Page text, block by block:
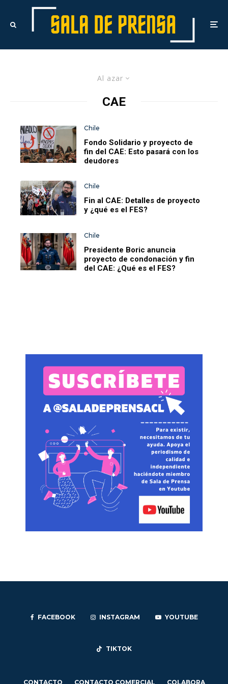
Al azar
CAE
Chile
Fondo Solidario y proyecto de
fin del CAE: Esto pasará con los
deudores
Chile
Fin al CAE: Detalles de proyecto
y ¿qué es el FES?
Chile
Presidente Boric anuncia
proyecto de condonación y fin
del CAE: ¿Qué es el FES?
FACEBOOK INSTAGRAM YOUTUBE
TIKTOK
CONTACTO CONTACTO COMERCIAL COLABORA